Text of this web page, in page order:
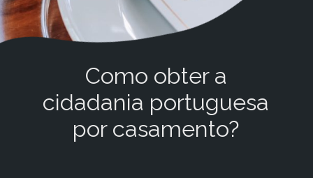
Como obter a
cidadania portuguesa
por casamento?